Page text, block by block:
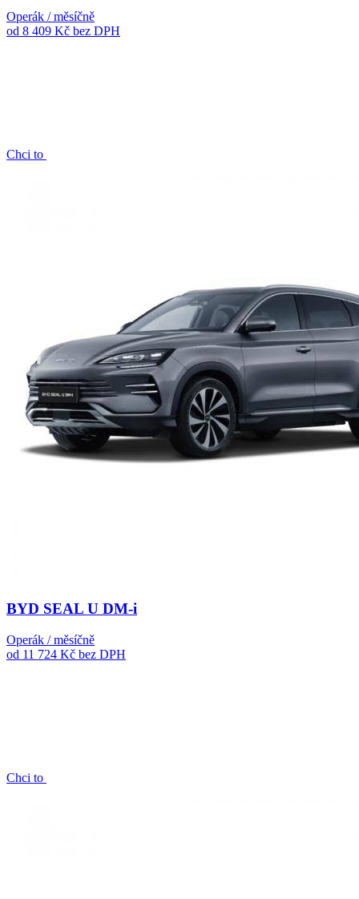
Operák / měsíčně
od 8 409 Kč bez DPH
Chci to
BYD SEAL U DM-i
Operák / měsíčně
od 11 724 Kč bez DPH
Chci to